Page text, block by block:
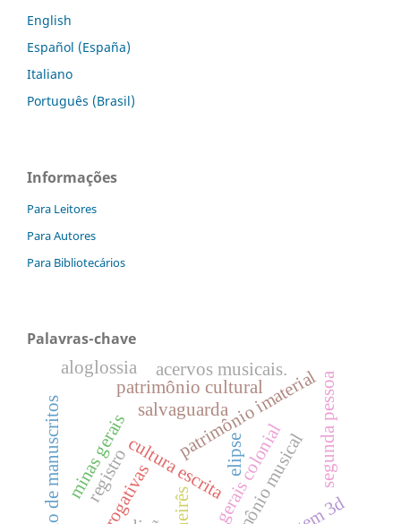
English
Español (España)
Italiano
Português (Brasil)
Informações
Para Leitores
Para Autores
Para Bibliotecários
Palavras-chave
cultura escrita
patrimônio imaterial
registro
salvaguarda
minas gerais elipse
patrimônio cultural
acervos musicais.
segunda pessoa
edição de manuscritos
aloglossia